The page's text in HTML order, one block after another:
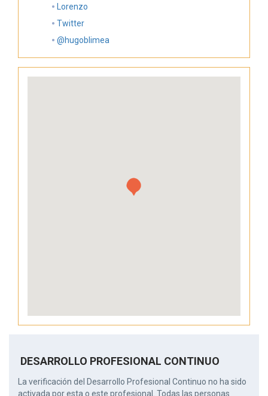
Lorenzo
Twitter
@hugoblimea
DESARROLLO PROFESIONAL CONTINUO
La verificación del Desarrollo Profesional Continuo no ha sido
activada por esta o este profesional. Todas las personas